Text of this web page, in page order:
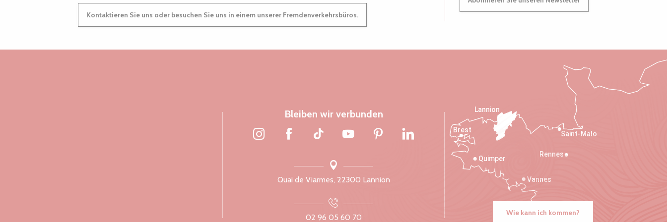
Kontaktieren Sie uns oder besuchen Sie uns in einem unserer Fremdenverkehrsbüros.
Bleiben wir verbunden
Quai de Viarmes, 22300 Lannion
02 96 05 60 70
Saint-Malo
Rennes
Vannes
Quimper
Lannion
Brest
Wie kann ich kommen?